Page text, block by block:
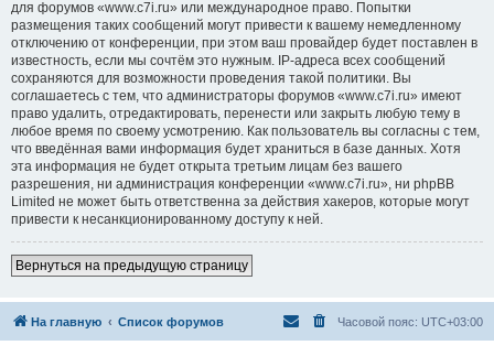
для форумов «www.c7i.ru» или международное право. Попытки
размещения таких сообщений могут привести к вашему немедленному
отключению от конференции, при этом ваш провайдер будет поставлен в
известность, если мы сочтём это нужным. IP-адреса всех сообщений
сохраняются для возможности проведения такой политики. Вы
соглашаетесь с тем, что администраторы форумов «www.c7i.ru» имеют
право удалить, отредактировать, перенести или закрыть любую тему в
любое время по своему усмотрению. Как пользователь вы согласны с тем,
что введённая вами информация будет храниться в базе данных. Хотя
эта информация не будет открыта третьим лицам без вашего
разрешения, ни администрация конференции «www.c7i.ru», ни phpBB
Limited не может быть ответственна за действия хакеров, которые могут
привести к несанкционированному доступу к ней.
Вернуться на предыдущую страницу
На главную Список форумов Часовой пояс: UTC+03:00